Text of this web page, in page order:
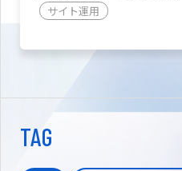
サイト運用
TAG